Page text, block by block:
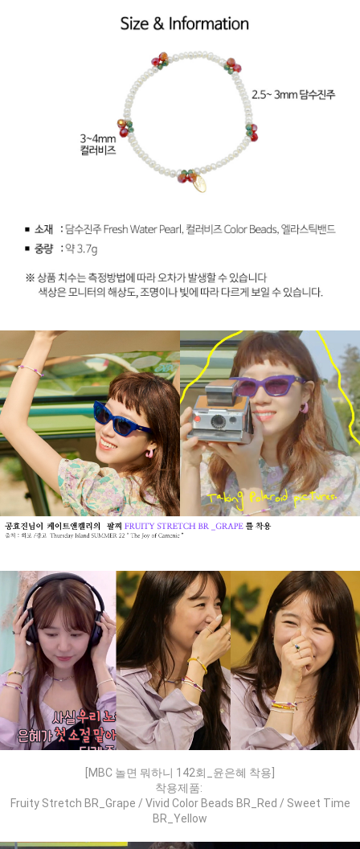
[MBC 놀면 뭐하니 142회_윤은혜 착용]
착용제품:
Fruity Stretch BR_Grape / Vivid Color Beads BR_Red / Sweet Time
BR_Yellow